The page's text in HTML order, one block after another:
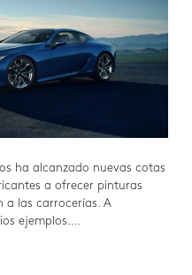
ha alcanzado nuevas cotas
a ofrecer pinturas
a las carrocerías. A
ejemplos….